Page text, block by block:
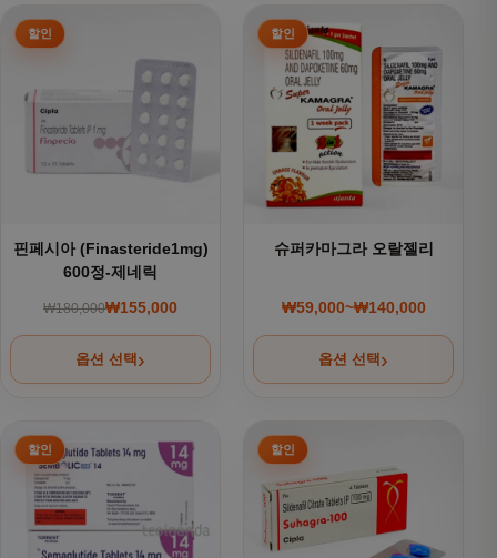
핀페시아 (Finasteride1mg)
600정-제네릭
₩180,000 원래 가격: ₩180,000.
₩155,000
현재 가격: ₩155,000.
옵션 선택
여러 상품 옵션이 이 상품에 있습니다. 상품 페이지에서 옵션
슈퍼카마그라 오랄젤리
₩59,000~₩140,000
가격 범위:
옵션 선택
여러 상품 옵션이 이 상품에
여러 상품 옵션이 이 상품에 있습니다. 상품 페이지에서 옵션
여러 상품 옵션이 이 상품에